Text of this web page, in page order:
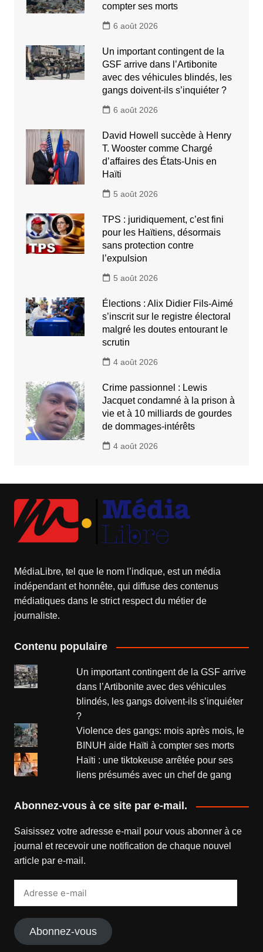
compter ses morts
6 août 2026
Un important contingent de la
GSF arrive dans l’Artibonite
avec des véhicules blindés, les
gangs doivent-ils s’inquiéter ?
6 août 2026
David Howell succède à Henry
T. Wooster comme Chargé
d’affaires des États-Unis en
Haïti
5 août 2026
TPS : juridiquement, c’est fini
pour les Haïtiens, désormais
sans protection contre
l’expulsion
5 août 2026
Élections : Alix Didier Fils-Aimé
s’inscrit sur le registre électoral
malgré les doutes entourant le
scrutin
4 août 2026
Crime passionnel : Lewis
Jacquet condamné à la prison à
vie et à 10 milliards de gourdes
de dommages-intérêts
4 août 2026
MédiaLibre, tel que le nom l’indique, est un média
indépendant et honnête, qui diffuse des contenus
médiatiques dans le strict respect du métier de
journaliste.
Contenu populaire
Un important contingent de la GSF arrive
dans l’Artibonite avec des véhicules
blindés, les gangs doivent-ils s’inquiéter
?
Violence des gangs: mois après mois, le
BINUH aide Haïti à compter ses morts
Haïti : une tiktokeuse arrêtée pour ses
liens présumés avec un chef de gang
Abonnez-vous à ce site par e-mail.
Saisissez votre adresse e-mail pour vous abonner à ce
journal et recevoir une notification de chaque nouvel
article par e-mail.
Abonnez-vous